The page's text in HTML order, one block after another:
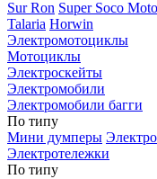
Sur Ron Super Soco Moto
Talaria Horwin
Электромотоциклы
Мотоциклы
Электроскейты
Электромобили
Электромобили багги
По типу
Мини думперы
Электротележки
По типу